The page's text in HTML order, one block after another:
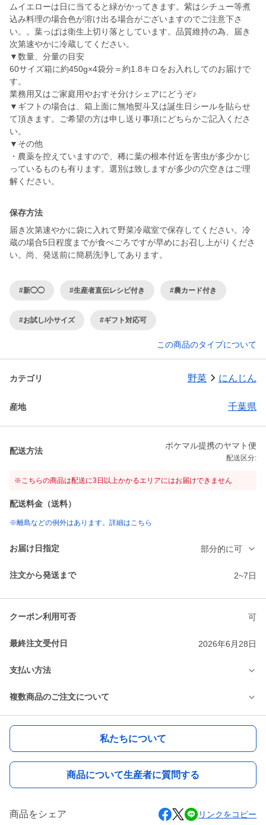
ムイエローは日に当てると緑がかってきます。紫はシチュー等煮
込み料理の場合色が溶け出る場合がございますのでご注意下さ
い。。葉っぱは衛生上切り落としています。品質維持の為、届き
次第速やかに冷蔵してください。
▼数量、分量の目安
60サイズ箱に約450g×4袋分＝約1.8キロをお入れしてのお届けで
す。
業務用又はご家庭用やおすそ分けシェアにどうぞ♪
▼ギフトの場合は、箱上面に無地熨斗又は誕生日シールを貼らせ
て頂きます。ご希望の方は申し送り事項にどちらかご記入くださ
い。
▼その他
・農薬を控えていますので、稀に葉の根本付近を害虫が多少かじ
っているものも有ります。選別は致しますが多少の穴空きはご理
保存方法
届き次第速やかに袋に入れて野菜冷蔵室で保存してください。冷
蔵の場合5日程度までが食べごろですが早めにお召し上がりくださ
い。尚、発送前に簡易洗浄してあります。
#新◯◯ #生産者直伝レシピ付き #農カード付き
#お試し/小サイズ #ギフト対応可
この商品のタイプについて
カテゴリ 野菜 にんじん
産地 千葉県
配送方法
ポケマル提携のヤマト便
配送区分:
※こちらの商品は配送に3日以上かかるエリアにはお届けできません
配送料金（送料）
※離島などの例外はあります。詳細はこちら
お届け日指定 部分的に可
注文から発送まで 2~7日
クーポン利用可否 可
最終注文受付日 2026年6月28日
支払い方法
複数商品のご注文について
私たちについて
商品について生産者に質問する
商品をシェア リンクをコピー